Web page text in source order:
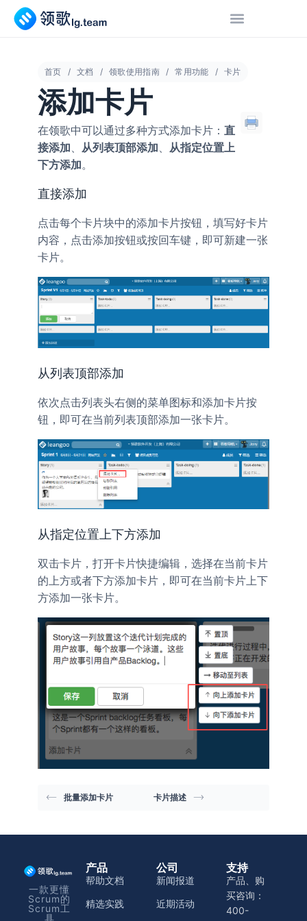
首页 文档 领歌使用指南 常用功能 卡片
添加卡片
在领歌中可以通过多种方式添加卡片： 直
接添加
从列表顶部添加
从指定位置上
下方添加。
直接添加
点击每个卡片块中的添加卡片按钮，填写好卡片
内容，点击添加按钮或按回车键 ，即可新建一张
卡片。
从列表顶部添加
依次点击列表头右侧的菜单图标和添加卡片按
钮，即可在当前列表顶部添加一张卡片。
从指定位置上下方添加
双击卡片，打开卡片快捷编辑 ，选择在当前卡片
的上方或者下方添加卡片，即可在当前卡片上下
方添加一张卡片。
批量添加卡片 卡片描述
一款更懂
Scrum的
Scrum工
具
产品
帮助文档
精选实践
公司
新闻报道
近期活动
支持
产品、购
买咨询：
400-